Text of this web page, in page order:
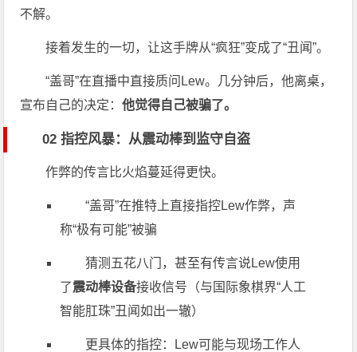
不解。
接着发生的一切，让这手牌从“疯狂”变成了“丑闻”。
“盖哥”在直播中直接质问Lew。几分钟后，他离桌，
宣布自己的决定：他觉得自己被骗了。
02 指控风暴：从震动棒到监守自盗
作弊的传言比火焰蔓延得更快。
“盖哥”在推特上直接指控Lew作弊，声
称“极有可能”被骗
猜测五花八门，甚至有传言说Lew使用
了震动棒设备接收信号（与国际象棋界“人工
智能肛珠”丑闻如出一辙）
更具体的指控：Lew可能与现场工作人